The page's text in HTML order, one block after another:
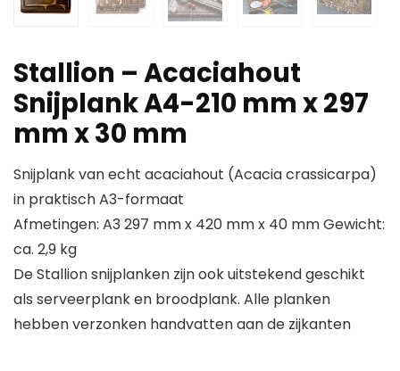
Stallion – Acaciahout
Snijplank A4-210 mm x 297
mm x 30 mm
Snijplank van echt acaciahout (Acacia crassicarpa)
in praktisch A3-formaat
Afmetingen: A3 297 mm x 420 mm x 40 mm Gewicht:
ca. 2,9 kg
De Stallion snijplanken zijn ook uitstekend geschikt
als serveerplank en broodplank. Alle planken
hebben verzonken handvatten aan de zijkanten